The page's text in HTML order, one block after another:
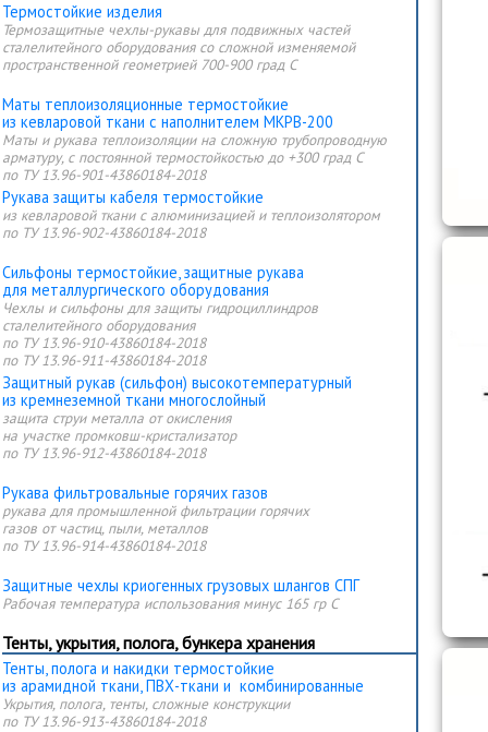
Термостойкие изделия
Термозащитные чехлы-рукавы для подвижных частей
сталелитейного оборудования со сложной изменяемой
пространственной геометрией 700-900 град С
Маты теплоизоляционные термостойкие
из кевларовой ткани с наполнителем МКРВ-200
Маты и рукава теплоизоляции на сложную трубопроводную
арматуру, с постоянной термостойкостью до +300 град С
по ТУ 13.96-901-43860184-2018
Рукава защиты кабеля термостойкие
из кевларовой ткани с алюминизацией и теплоизолятором
по ТУ 13.96-902-43860184-2018
Сильфоны термостойкие, защитные рукава
для металлургического оборудования
Чехлы и сильфоны для защиты гидроциллиндров
сталелитейного оборудования
по ТУ 13.96-910-43860184-2018
по ТУ 13.96-911-43860184-2018
Защитный рукав (сильфон) высокотемпературный
из кремнеземной ткани многослойный
защита струи металла от окисления
на участке промковш-кристализатор
по ТУ 13.96-912-43860184-2018
Рукава фильтровальные горячих газов
рукава для промышленной фильтрации горячих
газов от частиц, пыли, металлов
по ТУ 13.96-914-43860184-2018
Защитные чехлы криогенных грузовых шлангов СПГ
Рабочая температура использования минус 165 гр C
Тенты, укрытия, полога, бункера хранения
Тенты, полога и накидки термостойкие
из арамидной ткани, ПВХ-ткани и комбинированные
Укрытия, полога, тенты, сложные конструкции
по ТУ 13.96-913-43860184-2018